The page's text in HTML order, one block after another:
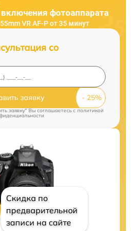
фотоаппарата
VR AF-P от 35 минут
со
заявку
заявку" Вы соглашаетесь cполитикой
Скидка по
предварительной
записи на сайте